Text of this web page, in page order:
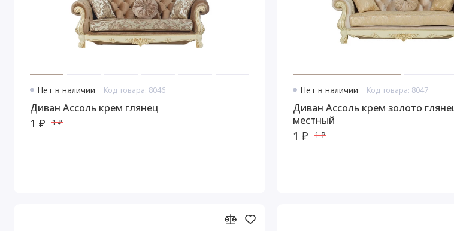
Нет в наличии Код товара: 8046
Диван Ассоль крем глянец
1 ₽ 1 ₽
Нет в наличии Код товара: 8047
Диван Ассоль крем золото
местный
1 ₽ 1 ₽